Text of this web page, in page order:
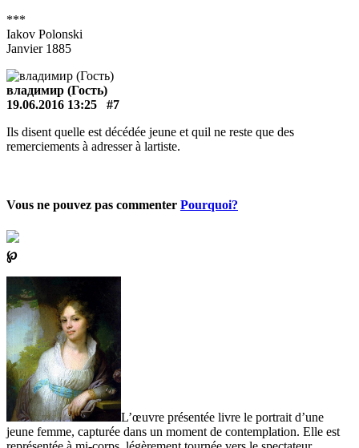
***
Iakov Polonski
Janvier 1885
владимир (Гость)
19.06.2016 13:25
#7
Ils disent quelle est décédée jeune et quil ne reste que des
remerciements à adresser à lartiste.
Vous ne pouvez pas commenter Pourquoi?
℘
L’œuvre présentée livre le portrait d’une
jeune femme, capturée dans un moment de contemplation. Elle est